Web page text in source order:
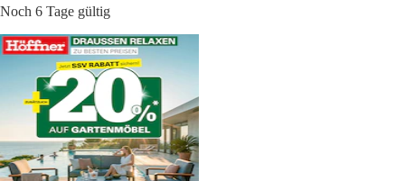
Noch 6 Tage gültig